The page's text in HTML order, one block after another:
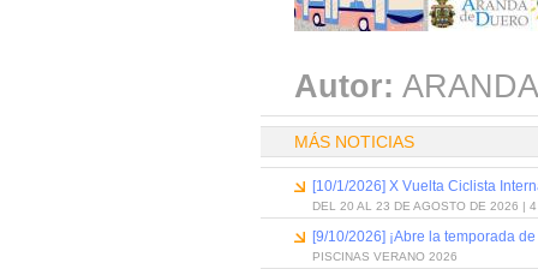
Autor:
MÁS NOTICIAS
[10/1/2026] X Vuelta Ciclista
DEL 20 AL 23 DE AGOSTO DE 2026 | 4
[9/10/2026] ¡Abre la temporada
PISCINAS VERANO 2026